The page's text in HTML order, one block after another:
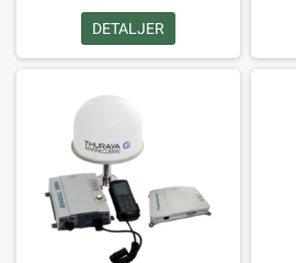
DETALJER